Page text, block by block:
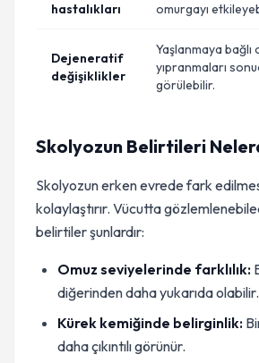
hastalıkları
omurgayı
Dejeneratif
değişiklikler
Yaşlanmaya bağlı
yıpranmaları
görülebilir.
Skolyozun Belirtileri
Skolyozun erken evrede fark
kolaylaştırır. Vücutta
belirtiler şunlardır:
Omuz seviyelerinde farklılık:
diğerinden daha yukarıda olabilir.
Kürek kemiğinde belirginlik:
daha çıkıntılı görünür.